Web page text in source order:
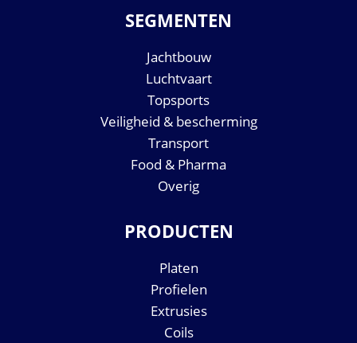
SEGMENTEN
Jachtbouw
Luchtvaart
Topsports
Veiligheid & bescherming
Transport
Food & Pharma
Overig
PRODUCTEN
Platen
Profielen
Extrusies
Coils